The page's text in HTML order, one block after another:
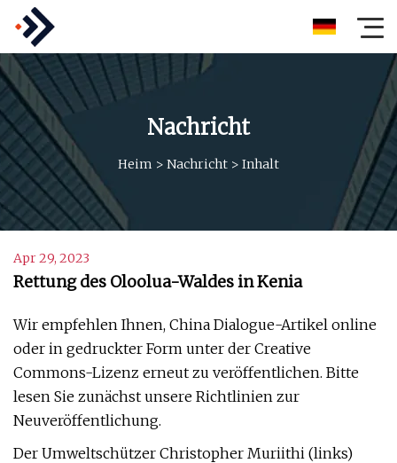
Nachricht
Heim > Nachricht > Inhalt
Apr 29, 2023
Rettung des Oloolua-Waldes in Kenia
Wir empfehlen Ihnen, China Dialogue-Artikel online
oder in gedruckter Form unter der Creative
Commons-Lizenz erneut zu veröffentlichen. Bitte
lesen Sie zunächst unsere Richtlinien zur
Neuveröffentlichung.
Der Umweltschützer Christopher Muriithi (links)